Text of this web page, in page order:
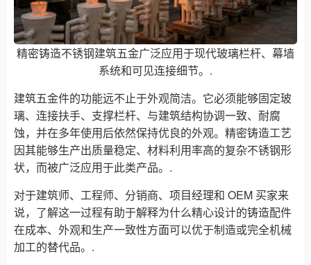
精密铸造不锈钢建筑五金广泛应用于现代玻璃栏杆、幕墙
系统和可见连接细节。.
建筑五金件的功能远不止于外观简洁。它必须能够固定玻
璃、连接扶手、支撑栏杆、与建筑结构协调一致、耐腐
蚀，并在多年使用后依然保持优良的外观。精密铸造工艺
因其能够生产出质量稳定、材料利用率高的复杂不锈钢形
状，而被广泛应用于此类产品。.
对于建筑师、工程师、分销商、项目经理和 OEM 买家来
说，了解这一过程有助于解释为什么精心设计的铸造配件
在成本、外观和生产一致性方面可以优于制造或完全机械
加工的替代品。.